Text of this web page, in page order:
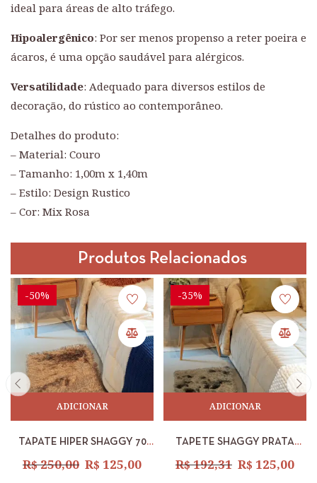
ideal para áreas de alto tráfego.
Hipoalergênico: Por ser menos propenso a reter poeira e
ácaros, é uma opção saudável para alérgicos.
Versatilidade: Adequado para diversos estilos de
decoração, do rústico ao contemporâneo.
Detalhes do produto:
– Material: Couro
– Tamanho: 1,00m x 1,40m
– Estilo: Design Rustico
– Cor: Mix Rosa
Produtos Relacionados
-50%
ADICIONAR
TAPATE HIPER SHAGGY 70
R$250,00 R$ 125,00
-35%
ADICIONAR
TAPETE SHAGGY PRATA
1,00M
R$192,31 R$ 125,00